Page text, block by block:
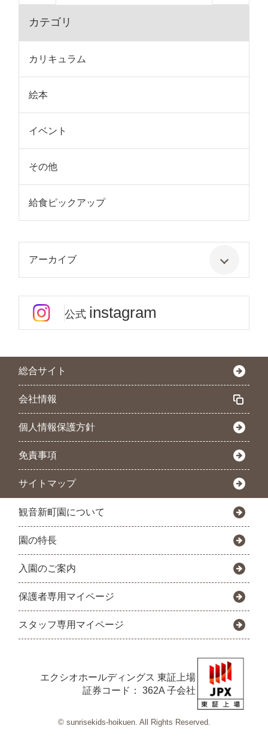
カテゴリ
カリキュラム
絵本
イベント
その他
給食ピックアップ
アーカイブ
公式 instagram
総合サイト
会社情報
個人情報保護方針
免責事項
サイトマップ
観音新町園について
園の特長
入園のご案内
保護者専用マイページ
スタッフ専用マイページ
エクシオホールディングス 東証上場
証券コード： 362A 子会社
© sunrisekids-hoikuen. All Rights Reserved.